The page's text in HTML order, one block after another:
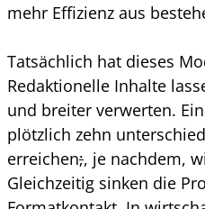
mehr Effizienz aus
Tatsächlich hat dieses
Redaktionelle Inhalte
und breiter verwerten.
plötzlich zehn
erreichen;, je nachdem,
Gleichzeitig sinken die